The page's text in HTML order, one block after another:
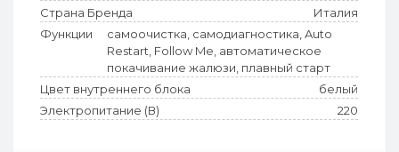
Страна Бренда
Италия
Функции
самоочистка, самодиагностика, Auto
Restart, Follow Me, автоматическое
покачивание жалюзи, плавный старт
Цвет внутреннего блока
белый
Электропитание (В)
220